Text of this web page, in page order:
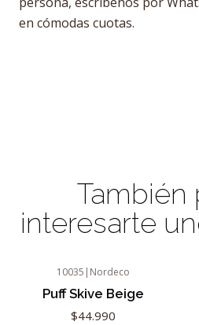
en cómodas cuotas.
También
interesarte
10035 | Nordeco
Puff Skive Beige
$44.990